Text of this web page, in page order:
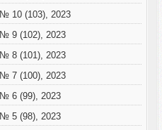
№ 10 (103), 2023
№ 9 (102), 2023
№ 8 (101), 2023
№ 7 (100), 2023
№ 6 (99), 2023
№ 5 (98), 2023